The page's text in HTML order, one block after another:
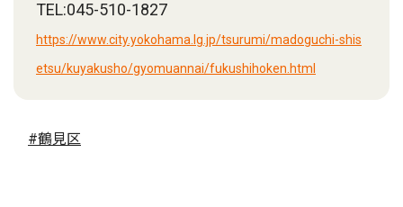
TEL:045-510-1827
https://www.city.yokohama.lg.jp/tsurumi/madoguchi-shis
etsu/kuyakusho/gyomuannai/fukushihoken.html
#鶴見区